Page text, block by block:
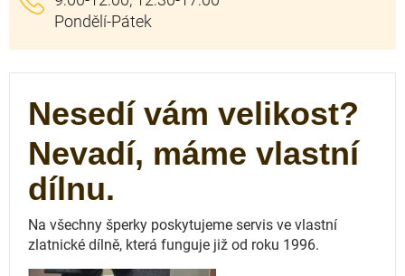
Nesedí vám velikost?
Nevadí, máme vlastní
dílnu.
Na všechny šperky poskytujeme servis ve vlastní
zlatnické dílně, která funguje již od roku 1996.